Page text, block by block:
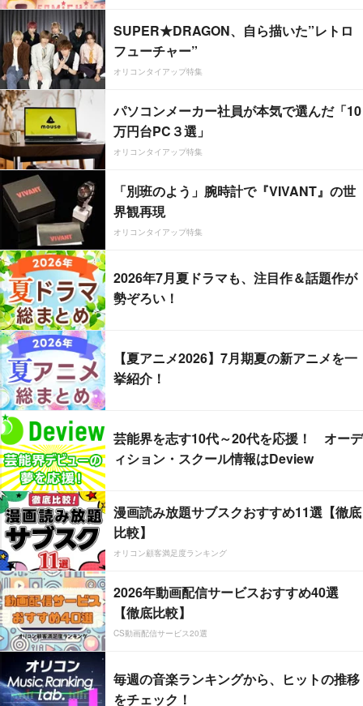
SUPER★DRAGON、自ら描いた”レトロ
フューチャー”
オリコンタイアップ特集
パソコンメーカー社員が本気で選んだ「10
万円台PC３選」
オリコンタイアップ特集
「別班のよう」腕時計で『VIVANT』の世
界観再現
オリコンタイアップ特集
2026年7月夏ドラマも、注目作＆話題作が
勢ぞろい！
【夏アニメ2026】7月期夏の新アニメを一
挙紹介！
芸能界を志す10代～20代を応援！ オーデ
ィション・スクール情報はDeview
漫画読み放題サブスクおすすめ11選【徹底
比較】
オリコン顧客満足度ランキング
2026年動画配信サービスおすすめ40選
【徹底比較】
CS動画配信サービス20選
毎週の音楽ランキングから、ヒットの推移
をチェック！